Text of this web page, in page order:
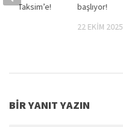
başlıyor!
22 EKIM 2025
Taksim’e!
BIR YANIT YAZIN